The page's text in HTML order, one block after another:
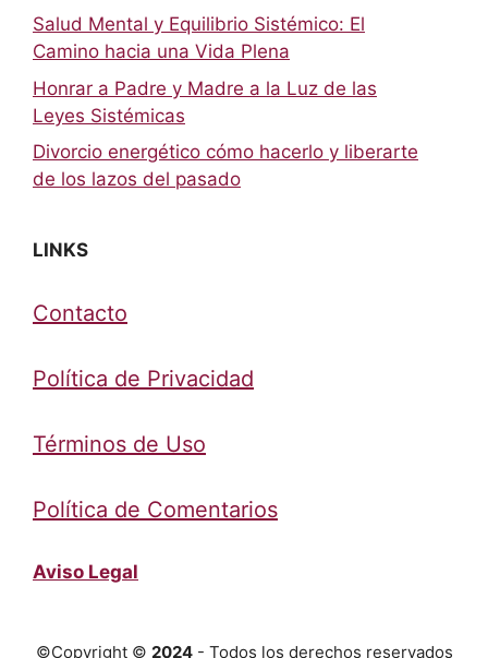
Salud Mental y Equilibrio Sistémico: El
Camino hacia una Vida Plena
Honrar a Padre y Madre a la Luz de las
Leyes Sistémicas
Divorcio energético cómo hacerlo y liberarte
de los lazos del pasado
LINKS
Contacto
Política de Privacidad
Términos de Uso
Política de Comentarios
Aviso Legal
©Copyright © 2024- Todos los derechos reservados